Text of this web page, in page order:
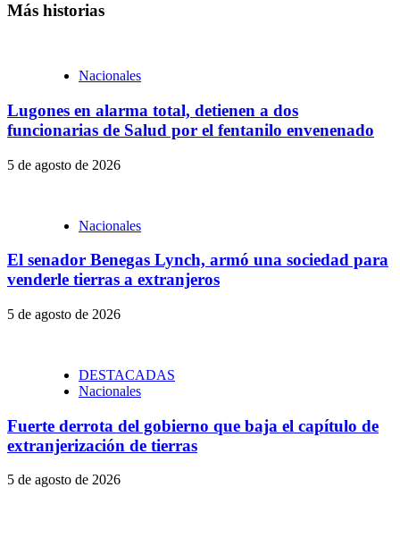
Más historias
Nacionales
Lugones en alarma total, detienen a dos
funcionarias de Salud por el fentanilo envenenado
5 de agosto de 2026
Nacionales
El senador Benegas Lynch, armó una sociedad para
venderle tierras a extranjeros
5 de agosto de 2026
DESTACADAS
Nacionales
Fuerte derrota del gobierno que baja el capítulo de
extranjerización de tierras
5 de agosto de 2026